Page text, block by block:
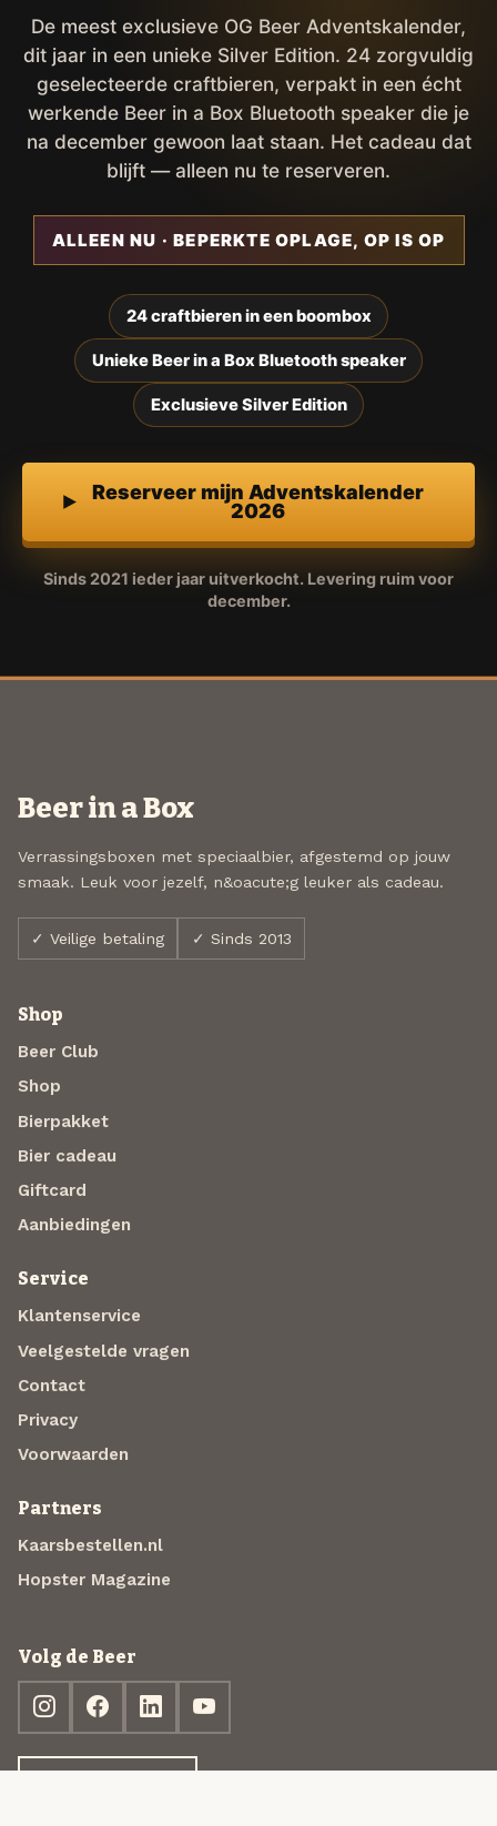
De meest exclusieve OG Beer Adventskalender,
dit jaar in een unieke Silver Edition. 24 zorgvuldig
geselecteerde craftbieren, verpakt in een écht
werkende Beer in a Box Bluetooth speaker die je
na december gewoon laat staan. Het cadeau dat
blijft — alleen nu te reserveren.
ALLEEN NU · BEPERKTE OPLAGE, OP IS OP
24 craftbieren in een boombox
Unieke Beer in a Box Bluetooth speaker
Exclusieve Silver Edition
Reserveer mijn Adventskalender
2026
Sinds 2021 ieder jaar uitverkocht. Levering ruim voor
december.
Beer in a Box
Verrassingsboxen met speciaalbier, afgestemd op jouw
smaak. Leuk voor jezelf, n&oacute;g leuker als cadeau.
✓ Veilige betaling ✓ Sinds 2013
Shop
Beer Club
Shop
Bierpakket
Bier cadeau
Giftcard
Aanbiedingen
Service
Klantenservice
Veelgestelde vragen
Contact
Privacy
Voorwaarden
Partners
Kaarsbestellen.nl
Hopster Magazine
Volg de Beer